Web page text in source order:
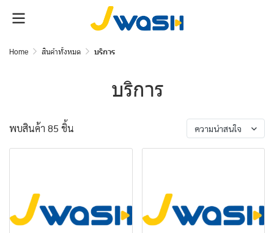
Home สินค้าทั้งหมด บริการ
บริการ
พบสินค้า 85 ชิ้น ความน่าสนใจ